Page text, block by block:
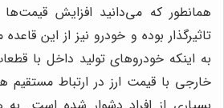
همانطور که می‌دانید افزایش
تاثیرگذار بوده و خودرو نیز از این
به اینکه خودروهای تولید داخل با
خارجی با قیمت ارز در ارتباط مستقیم